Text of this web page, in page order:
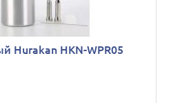
Hurakan HKN-WPR05